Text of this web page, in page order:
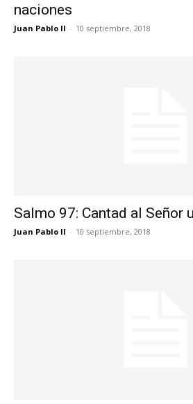
naciones
Juan Pablo II - 10 septiembre, 2018
Salmo 97: Cantad al Señor
Juan Pablo II - 10 septiembre, 2018